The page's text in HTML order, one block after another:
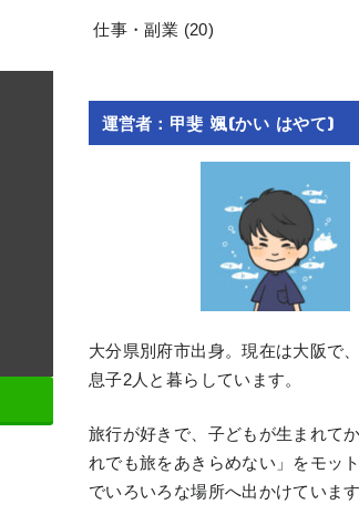
仕事・副業 (20)
運営者：甲斐 颯(かい はやて)
大分県別府市出身。現在は大阪で
息子2人と暮らしています。
旅行が好きで、子どもが生まれて
れでも旅をあきらめない」をモッ
でいろいろな場所へ出かけています